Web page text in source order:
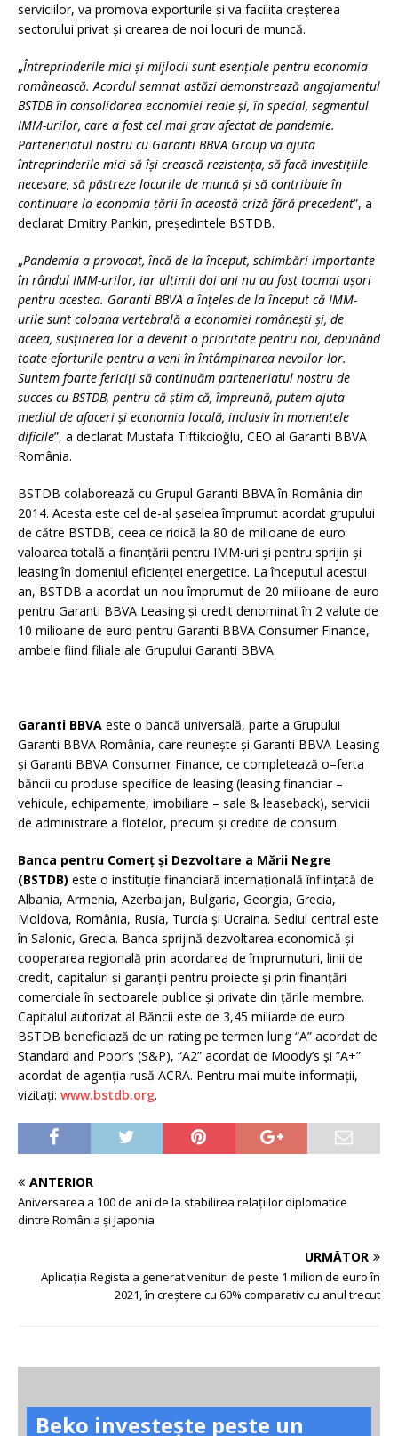
serviciilor, va promova exporturile și va facilita creșterea
sectorului privat și crearea de noi locuri de muncă.
„Întreprinderile mici și mijlocii sunt esențiale pentru economia
românească. Acordul semnat astăzi demonstrează angajamentul
BSTDB în consolidarea economiei reale și, în special, segmentul
IMM-urilor, care a fost cel mai grav afectat de pandemie.
Parteneriatul nostru cu Garanti BBVA Group va ajuta
întreprinderile mici să își crească rezistența, să facă investițiile
necesare, să păstreze locurile de muncă și să contribuie în
continuare la economia țării în această criză fără precedent”, a
declarat Dmitry Pankin, președintele BSTDB.
„Pandemia a provocat, încă de la început, schimbări importante
în rândul IMM-urilor, iar ultimii doi ani nu au fost tocmai ușori
pentru acestea. Garanti BBVA a înțeles de la început că IMM-
urile sunt coloana vertebrală a economiei românești și, de
aceea, susținerea lor a devenit o prioritate pentru noi, depunând
toate eforturile pentru a veni în întâmpinarea nevoilor lor.
Suntem foarte fericiți să continuăm parteneriatul nostru de
succes cu BSTDB, pentru că știm că, împreună, putem ajuta
mediul de afaceri și economia locală, inclusiv în momentele
dificile”, a declarat Mustafa Tiftikcioğlu, CEO al Garanti BBVA
România.
BSTDB colaborează cu Grupul Garanti BBVA în România din
2014. Acesta este cel de-al șaselea împrumut acordat grupului
de către BSTDB, ceea ce ridică la 80 de milioane de euro
valoarea totală a finanțării pentru IMM-uri și pentru sprijin și
leasing în domeniul eficienței energetice. La începutul acestui
an, BSTDB a acordat un nou împrumut de 20 milioane de euro
pentru Garanti BBVA Leasing și credit denominat în 2 valute de
10 milioane de euro pentru Garanti BBVA Consumer Finance,
ambele fiind filiale ale Grupului Garanti BBVA.
Garanti BBVA este o bancă universală, parte a Grupului
Garanti BBVA România, care reunește și Garanti BBVA Leasing
și Garanti BBVA Consumer Finance, ce completează o–ferta
băncii cu produse specifice de leasing (leasing financiar –
vehicule, echipamente, imobiliare – sale & leaseback), servicii
de administrare a flotelor, precum și credite de consum.
Banca pentru Comerț și Dezvoltare a Mării Negre
(BSTDB) este o instituție financiară internațională înființată de
Albania, Armenia, Azerbaijan, Bulgaria, Georgia, Grecia,
Moldova, România, Rusia, Turcia și Ucraina. Sediul central este
în Salonic, Grecia. Banca sprijină dezvoltarea economică și
cooperarea regională prin acordarea de împrumuturi, linii de
credit, capitaluri și garanții pentru proiecte și prin finanțări
comerciale în sectoarele publice și private din țările membre.
Capitalul autorizat al Băncii este de 3,45 miliarde de euro.
BSTDB beneficiază de un rating pe termen lung “A” acordat de
Standard and Poor’s (S&P), “A2” acordat de Moody’s și ”A+”
acordat de agenția rusă ACRA. Pentru mai multe informații,
vizitați: www.bstdb.org.
ANTERIOR
Aniversarea a 100 de ani de la stabilirea relațiilor diplomatice
dintre România și Japonia
URMĂTOR
Aplicația Regista a generat venituri de peste 1 milion de euro în
2021, în creștere cu 60% comparativ cu anul trecut
Beko investește peste un